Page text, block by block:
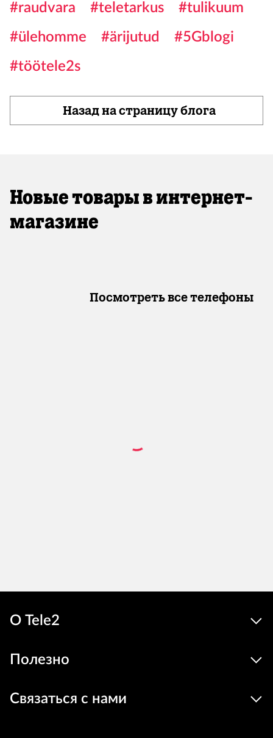
#raudvara #teletarkus
#tulikuum
#ülehomme
#ärijutud
#5Gblogi
#töötele2s
Назад на страницу блога
Новые товары в интернет-
магазине
Посмотреть все телефоны
О Tele2
Полезно
Связаться с нами